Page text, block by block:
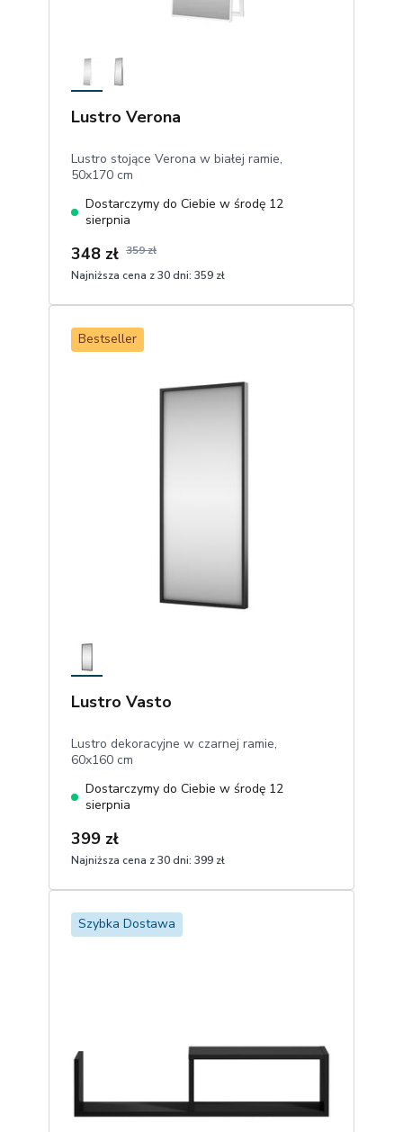
Lustro Verona
Lustro stojące Verona w białej ramie,
50x170 cm
Dostarczymy do Ciebie w środę 12
sierpnia
348 zł 359 zł
Najniższa cena z 30 dni: 359 zł
1
Bestseller
Lustro Vasto
Lustro dekoracyjne w czarnej ramie,
60x160 cm
Dostarczymy do Ciebie w środę 12
sierpnia
399 zł
Najniższa cena z 30 dni: 399 zł
1
Szybka Dostawa